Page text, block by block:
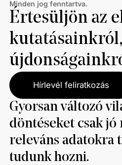
Minden jog fenntartva.
Értesüljön az
kutatásainkról,
Hírlevél feliratkozás
Gyorsan változó
döntéseket csak jó
releváns adatokra
tudunk hozni.